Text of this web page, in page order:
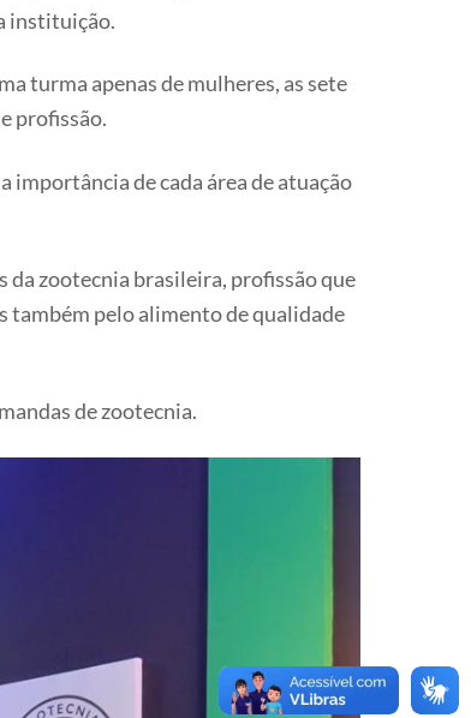
instituição.
turma apenas de mulheres, as sete
profissão.
importância de cada área de atuação
da zootecnia brasileira, profissão que
também pelo alimento de qualidade
de zootecnia.